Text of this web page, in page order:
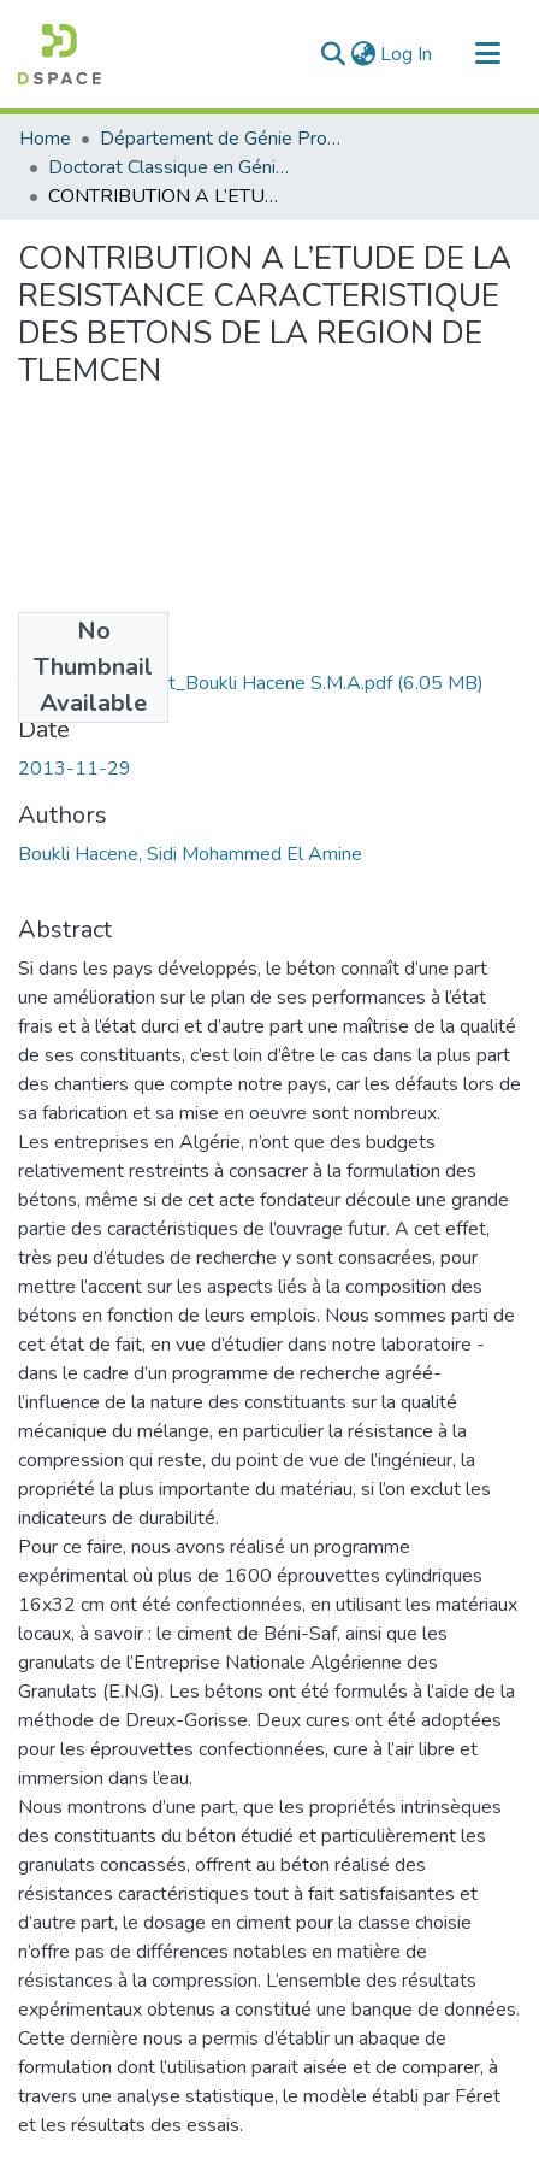
Log In (current)
Communities & Collections
All of DSpace
Statistics
Home
Département de Génie Productique
Doctorat Classique en Génie Productique
CONTRIBUTION A L’ETUDE DE LA RESISTANCE CARACTERISTIQUE DES BETONS DE LA REGION DE TLEMCEN
CONTRIBUTION A L’ETUDE DE LA
RESISTANCE CARACTERISTIQUE
DES BETONS DE LA REGION DE
TLEMCEN
No
Thumbnail
Available
Thèse de Doctorat_Boukli Hacene S.M.A.pdf(6.05 MB)
Date
2013-11-29
Authors
Boukli Hacene, Sidi Mohammed El Amine
Abstract
Si dans les pays développés, le béton connaît d’une part
une amélioration sur le plan de ses performances à l’état
frais et à l’état durci et d’autre part une maîtrise de la qualité
de ses constituants, c’est loin d’être le cas dans la plus part
des chantiers que compte notre pays, car les défauts lors de
sa fabrication et sa mise en oeuvre sont nombreux.
Les entreprises en Algérie, n’ont que des budgets
relativement restreints à consacrer à la formulation des
bétons, même si de cet acte fondateur découle une grande
partie des caractéristiques de l’ouvrage futur. A cet effet,
très peu d’études de recherche y sont consacrées, pour
mettre l’accent sur les aspects liés à la composition des
bétons en fonction de leurs emplois. Nous sommes parti de
cet état de fait, en vue d’étudier dans notre laboratoire -
dans le cadre d’un programme de recherche agréé-
l’influence de la nature des constituants sur la qualité
mécanique du mélange, en particulier la résistance à la
compression qui reste, du point de vue de l’ingénieur, la
propriété la plus importante du matériau, si l’on exclut les
indicateurs de durabilité.
Pour ce faire, nous avons réalisé un programme
expérimental où plus de 1600 éprouvettes cylindriques
16x32 cm ont été confectionnées, en utilisant les matériaux
locaux, à savoir : le ciment de Béni-Saf, ainsi que les
granulats de l’Entreprise Nationale Algérienne des
Granulats (E.N.G). Les bétons ont été formulés à l’aide de la
méthode de Dreux-Gorisse. Deux cures ont été adoptées
pour les éprouvettes confectionnées, cure à l’air libre et
immersion dans l’eau.
Nous montrons d’une part, que les propriétés intrinsèques
des constituants du béton étudié et particulièrement les
granulats concassés, offrent au béton réalisé des
résistances caractéristiques tout à fait satisfaisantes et
d’autre part, le dosage en ciment pour la classe choisie
n’offre pas de différences notables en matière de
résistances à la compression. L’ensemble des résultats
expérimentaux obtenus a constitué une banque de données.
Cette dernière nous a permis d’établir un abaque de
formulation dont l’utilisation parait aisée et de comparer, à
travers une analyse statistique, le modèle établi par Féret
et les résultats des essais.